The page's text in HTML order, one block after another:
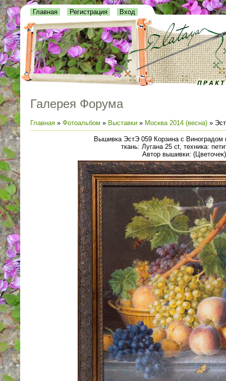
Главная Регистрация Вход
Галерея Форума
Главная » Фотоальбом » Выставки » Москва 2014 (весна) »
Вышивка ЭстЭ 059 Корзина с Виноградом
ткань: Лугана 25 ct, техника:
Автор вышивки: (Цветочек)